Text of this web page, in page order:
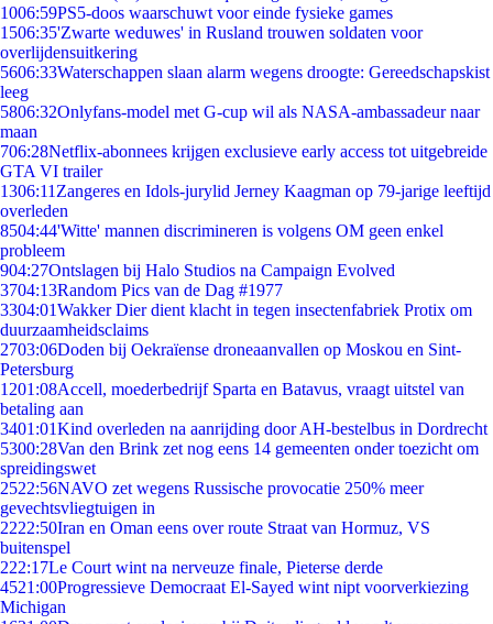
1006:59PS5-doos waarschuwt voor einde fysieke games
1506:35'Zwarte weduwes' in Rusland trouwen soldaten voor
overlijdensuitkering
5606:33Waterschappen slaan alarm wegens droogte: Gereedschapskist
leeg
5806:32Onlyfans-model met G-cup wil als NASA-ambassadeur naar
maan
706:28Netflix-abonnees krijgen exclusieve early access tot uitgebreide
GTA VI trailer
1306:11 Zangeres en Idols-jurylid Jerney Kaagman op 79-jarige leeftijd
overleden
8504:44'Witte' mannen discrimineren is volgens OM geen enkel
probleem
904:27Ontslagen bij Halo Studios na Campaign Evolved
3704:13Random Pics van de Dag #1977
3304:01Wakker Dier dient klacht in tegen insectenfabriek Protix om
duurzaamheidsclaims
2703:06Doden bij Oekraïense droneaanvallen op Moskou en Sint-
Petersburg
1201:08Accell, moederbedrijf Sparta en Batavus, vraagt uitstel van
betaling aan
3401:01Kind overleden na aanrijding door AH-bestelbus in Dordrecht
5300:28Van den Brink zet nog eens 14 gemeenten onder toezicht om
spreidingswet
2522:56NAVO zet wegens Russische provocatie 250% meer
gevechtsvliegtuigen in
2222:50Iran en Oman eens over route Straat van Hormuz, VS
buitenspel
222:17Le Court wint na nerveuze finale, Pieterse derde
4521:00Progressieve Democraat El-Sayed wint nipt voorverkiezing
Michigan